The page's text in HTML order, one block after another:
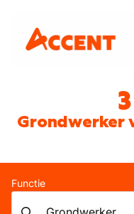
Grondwerker
Functie